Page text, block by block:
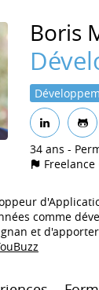
Boris
34 ans
Freelance
comme
et